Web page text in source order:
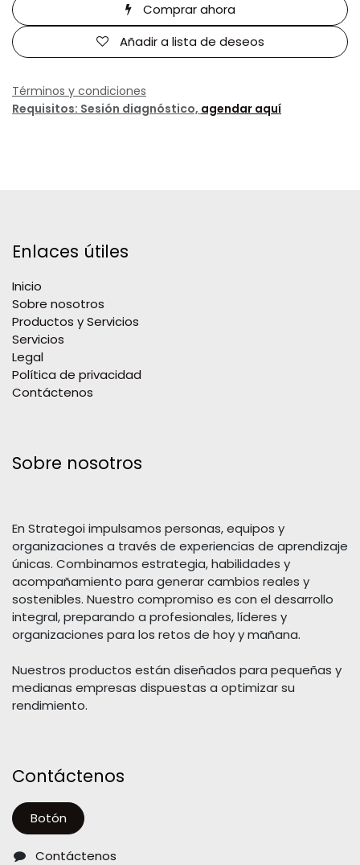
Comprar ahora
Añadir a lista de deseos
Términos y condiciones
Requisitos: Sesión diagnóstico, agendar aquí
Enlaces útiles
Inicio
Sobre nosotros
Productos y Servicios
Servicios
Legal
Política de privacidad
Contáctenos
Sobre nosotros
En Strategoi impulsamos personas, equipos y
organizaciones a través de experiencias de aprendizaje
únicas. Combinamos estrategia, habilidades y
acompañamiento para generar cambios reales y
sostenibles. Nuestro compromiso es con el desarrollo
integral, preparando a profesionales, líderes y
organizaciones para los retos de hoy y mañana.
Nuestros productos están diseñados para pequeñas y
medianas empresas dispuestas a optimizar su
rendimiento.
Contáctenos
Botón
Contáctenos